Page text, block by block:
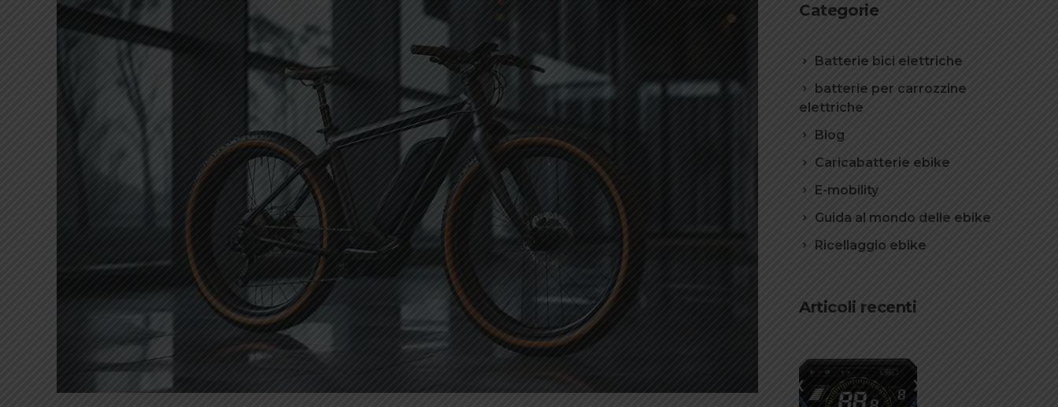
Categorie
Batterie bici elettriche
batterie per carrozzine
elettriche
Blog
Caricabatterie ebike
E-mobility
Guida al mondo delle ebike
Ricellaggio ebike
Articoli recenti